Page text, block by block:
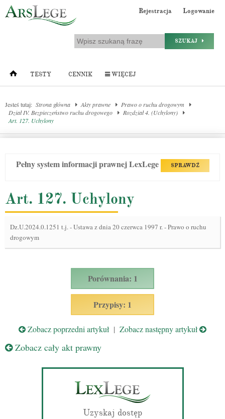
Rejestracja Logowanie
SZUKAJ
TESTY CENNIK WIĘCEJ
Jesteś tutaj: Strona główna Akty prawne
Prawo o ruchu drogowym
Dział IV. Bezpieczeństwo ruchu drogowego
Rozdział 4. (Uchylony)
Art. 127. Uchylony
Pełny system informacji prawnej LexLege SPRAWDŹ
Art. 127. Uchylony
Dz.U.2024.0.1251 t.j.-Ustawa z dnia 20 czerwca 1997 r. - Prawo o ruchu
drogowym
Porównania: 1
Przypisy: 1
Zobacz poprzedni artykuł | Zobacz następny artykuł
Zobacz cały akt prawny
Uzyskaj dostęp